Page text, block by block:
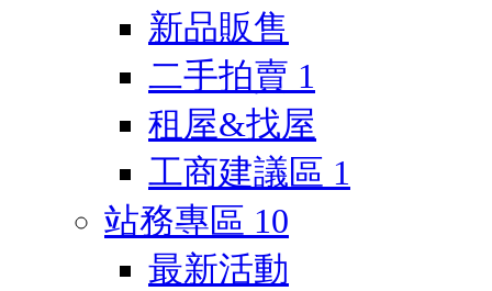
新品販售
二手拍賣 1
租屋&找屋
工商建議區 1
站務專區 10
最新活動